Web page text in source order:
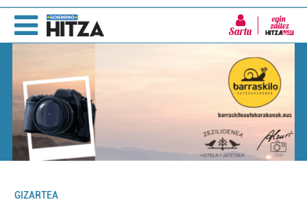
Sartu
GIZARTEA